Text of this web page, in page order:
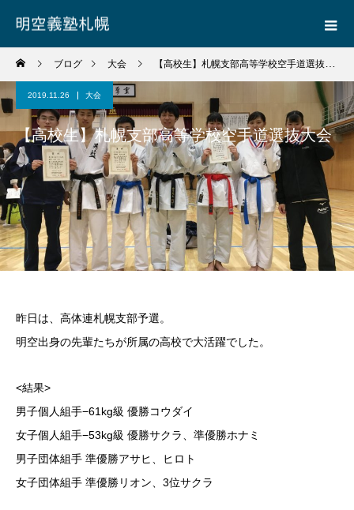
ブログ 大会 【高校生】札幌支部高等学校空手道選抜大会
2019.11.26 大会
【高校生】札幌支部高等学校空手道選抜大会
昨日は、高体連札幌支部予選。
明空出身の先輩たちが所属の高校で大活躍でした。
<結果>
男子個人組手−61kg級 優勝コウダイ
女子個人組手−53kg級 優勝サクラ、準優勝ホナミ
男子団体組手 準優勝アサヒ、ヒロト
女子団体組手 準優勝リオン、3位サクラ